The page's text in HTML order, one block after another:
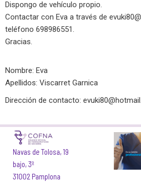
Dispongo de vehículo propio.
Contactar con Eva a través de
teléfono 698986551.
Gracias.
Nombre: Eva
Apellidos: Viscarret Garnica
Dirección de contacto:
Navas de Tolosa, 19
bajo, 3º
31002 Pamplona